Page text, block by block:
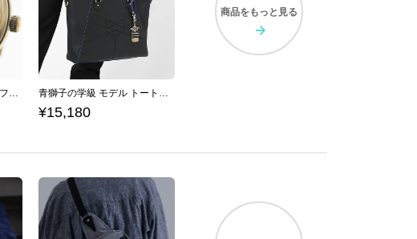
¥15,180
商品を もっと見る